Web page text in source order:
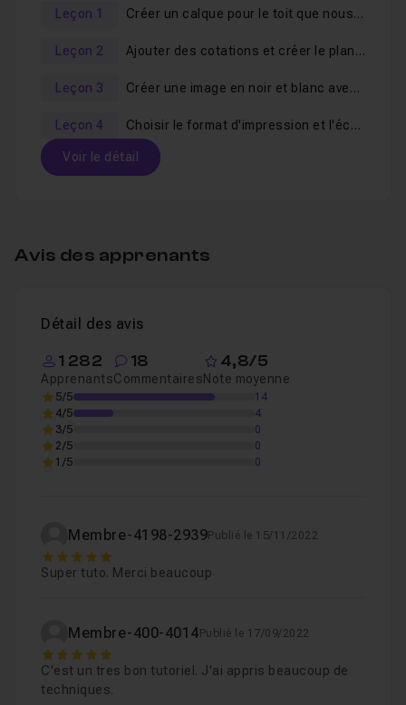
Leçon 1 Créer un calque pour le toit que nous masquerons par la suite.
Leçon 2 Ajouter des cotations et créer le plan 3D
Leçon 3 Créer une image en noir et blanc avec les Styles.
Leçon 4 Choisir le format d'impression et l'échelle du plan.
Voir le détail
Leçon 3 Créer une image en noir et blanc avec les
Leçon 4 Choisir le format d'impression et l'échelle du
Avis des apprenants
Détail des avis
1 282
Apprenants
18
Commentaires
4,8/5
Note moyenne
5/5
14
4/5
4
3/5
0
2/5
0
1/5
0
Membre-4198-2939Publié le 15/11/2022
5
Super tuto. Merci beaucoup
Membre-400-4014 Publié le 17/09/2022
5
C'est un tres bon tutoriel. J'ai appris beaucoup de
techniques.